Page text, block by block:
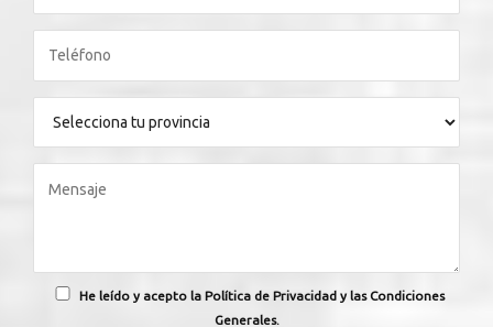
He leído y acepto la Política de Privacidad y las Condiciones
Generales.